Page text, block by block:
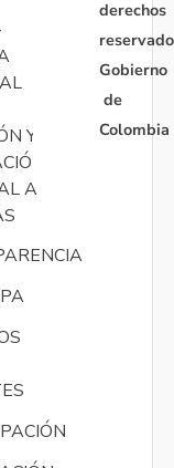
Y
A
derechos
Gobierno
de
Colombia